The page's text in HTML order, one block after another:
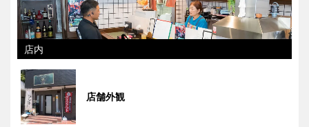
店内
店舗外観